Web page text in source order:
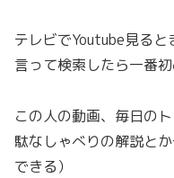
テレビでYoutube見る
言って検索したら一番
この人の動画、毎日の
駄なしゃべりの解説と
できる）